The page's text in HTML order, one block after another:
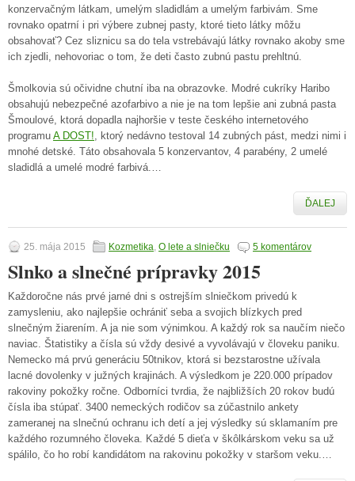
konzervačným látkam, umelým sladidlám a umelým farbivám. Sme
rovnako opatrní i pri výbere zubnej pasty, ktoré tieto látky môžu
obsahovať? Cez sliznicu sa do tela vstrebávajú látky rovnako akoby sme
ich zjedli, nehovoriac o tom, že deti často zubnú pastu prehltnú.
Šmolkovia sú očividne chutní iba na obrazovke. Modré cukríky Haribo
obsahujú nebezpečné azofarbivo a nie je na tom lepšie ani zubná pasta
Šmoulové, ktorá dopadla najhoršie v teste českého internetového
programu A DOST! , ktorý nedávno testoval 14 zubných pást, medzi nimi i
mnohé detské. Táto obsahovala 5 konzervantov, 4 parabény, 2 umelé
sladidlá a umelé modré farbivá.…
ĎALEJ
25. mája 2015 Kozmetika O lete a slniečku 5 komentárov
Slnko a slnečné prípravky 2015
Každoročne nás prvé jarné dni s ostrejším slniečkom privedú k
zamysleniu, ako najlepšie ochrániť seba a svojich blízkych pred
slnečným žiarením. A ja nie som výnimkou. A každý rok sa naučím niečo
naviac. Štatistiky a čísla sú vždy desivé a vyvolávajú v človeku paniku.
Nemecko má prvú generáciu 50tnikov, ktorá si bezstarostne užívala
lacné dovolenky v južných krajinách. A výsledkom je 220.000 prípadov
rakoviny pokožky ročne. Odborníci tvrdia, že najbližších 20 rokov budú
čísla iba stúpať. 3400 nemeckých rodičov sa zúčastnilo ankety
zameranej na slnečnú ochranu ich detí a jej výsledky sú sklamaním pre
každého rozumného človeka. Každé 5 dieťa v škôlkárskom veku sa už
spálilo, čo ho robí kandidátom na rakovinu pokožky v staršom veku.…